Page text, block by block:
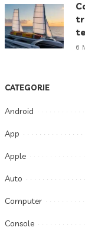
6
CATEGORIE
Android
App
Apple
Auto
Computer
Console